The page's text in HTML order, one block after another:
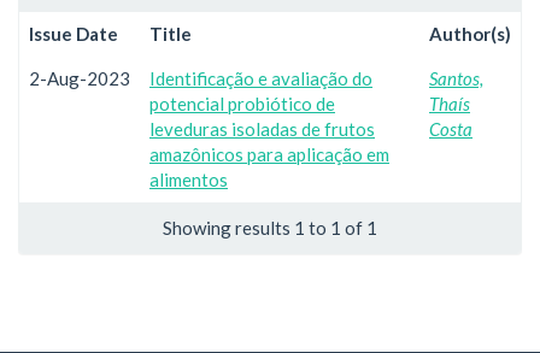
Issue Date Title Author(s)
2-Aug-2023
Identificação e avaliação do
potencial probiótico de
leveduras isoladas de frutos
amazônicos para aplicação em
alimentos
Santos,
Thaís
Costa
Showing results 1 to 1 of 1